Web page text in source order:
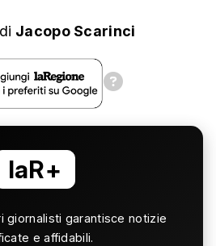
di Jacopo Scarinci
laR+
giornalisti garantisce notizie
e affidabili.